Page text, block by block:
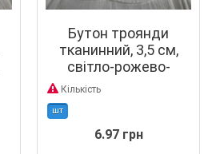
Бутон троянди
тканинний, 3,5 см,
світло-рожево-
малиновий, шт.
Кількість
шт
6.97 грн